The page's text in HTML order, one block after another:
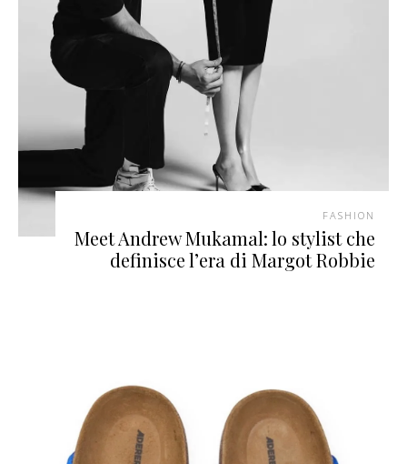
FASHION
Meet Andrew Mukamal: lo stylist che
definisce l’era di Margot Robbie